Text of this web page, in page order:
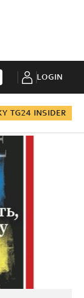
LOGIN
TG24 INSIDER